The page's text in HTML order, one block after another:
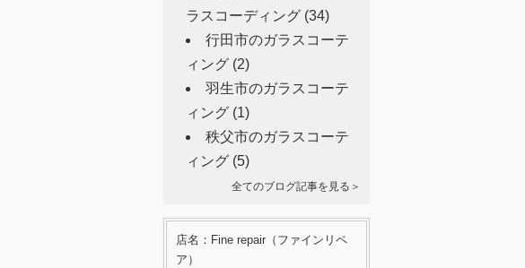
ラスコーディング (34)
行田市のガラスコーテ
ィング (2)
羽生市のガラスコーテ
ィング (1)
秩父市のガラスコーテ
ィング (5)
全てのブログ記事を見る＞
店名：Fine repair（ファインリペ
ア）